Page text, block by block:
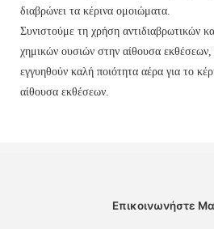
διαβρώνει τα κέρινα ομοιώματα.
Συνιστούμε τη χρήση αντιδιαβρωτικών
χημικών ουσιών στην αίθουσα εκθέσεων,
εγγυηθούν καλή ποιότητα αέρα για το
αίθουσα εκθέσεων.
Επικοινωνήστε